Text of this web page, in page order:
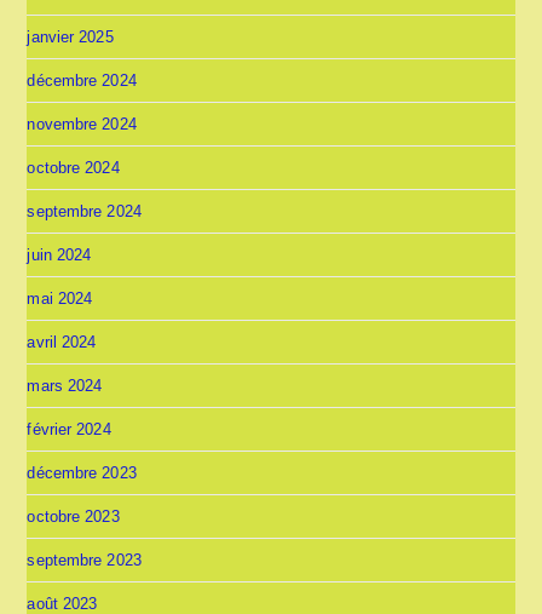
janvier 2025
décembre 2024
novembre 2024
octobre 2024
septembre 2024
juin 2024
mai 2024
avril 2024
mars 2024
février 2024
décembre 2023
octobre 2023
septembre 2023
août 2023